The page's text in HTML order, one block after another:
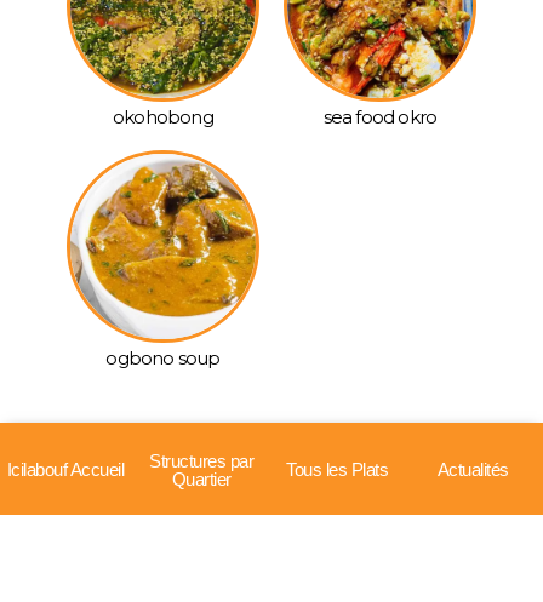
Icilabouf Accueil
Structures par
Quartier
Tous les Plats Actualités
okohobong sea food okro
ogbono soup